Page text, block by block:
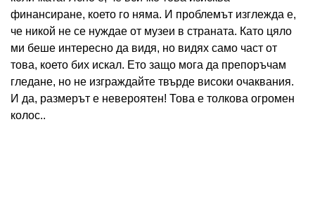
финансиране, което го няма. И проблемът изглежда е,
че никой не се нуждае от музеи в страната. Като цяло
ми беше интересно да видя, но видях само част от
това, което бих искал. Ето защо мога да препоръчам
гледане, но не изграждайте твърде високи очаквания.
И да, размерът е невероятен! Това е толкова огромен
колос..